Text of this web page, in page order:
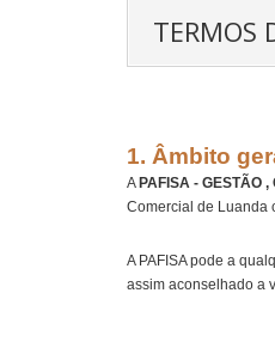
TERMOS
1. Âmbito
A PAFISA - GESTÃO
Comercial de Luanda
A PAFISA pode a
assim aconselhado a